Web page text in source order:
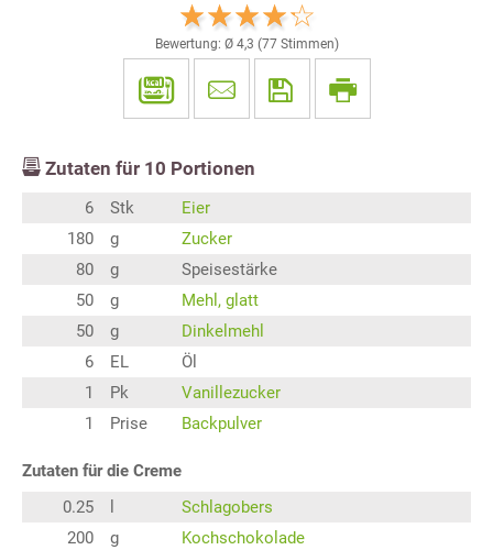
Bewertung: Ø 4,3 (77Stimmen)
Zutaten für 10 Portionen
6 Stk
Eier
180
g
Zucker
80
g
Speisestärke
50
g
Mehl, glatt
50
g
Dinkelmehl
6
EL
Öl
1
Pk
Vanillezucker
1
Prise Backpulver
Zutaten für die Creme
0.25
Schlagobers
200
g Kochschokolade